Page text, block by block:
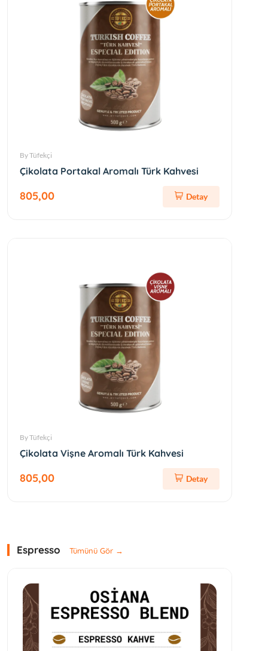
By Tüfekçi
Çikolata Portakal Aromalı Türk Kahvesi
805,00 Detay
By Tüfekçi
Çikolata Vişne Aromalı Türk Kahvesi
805,00 Detay
Espresso Tümünü Gör →